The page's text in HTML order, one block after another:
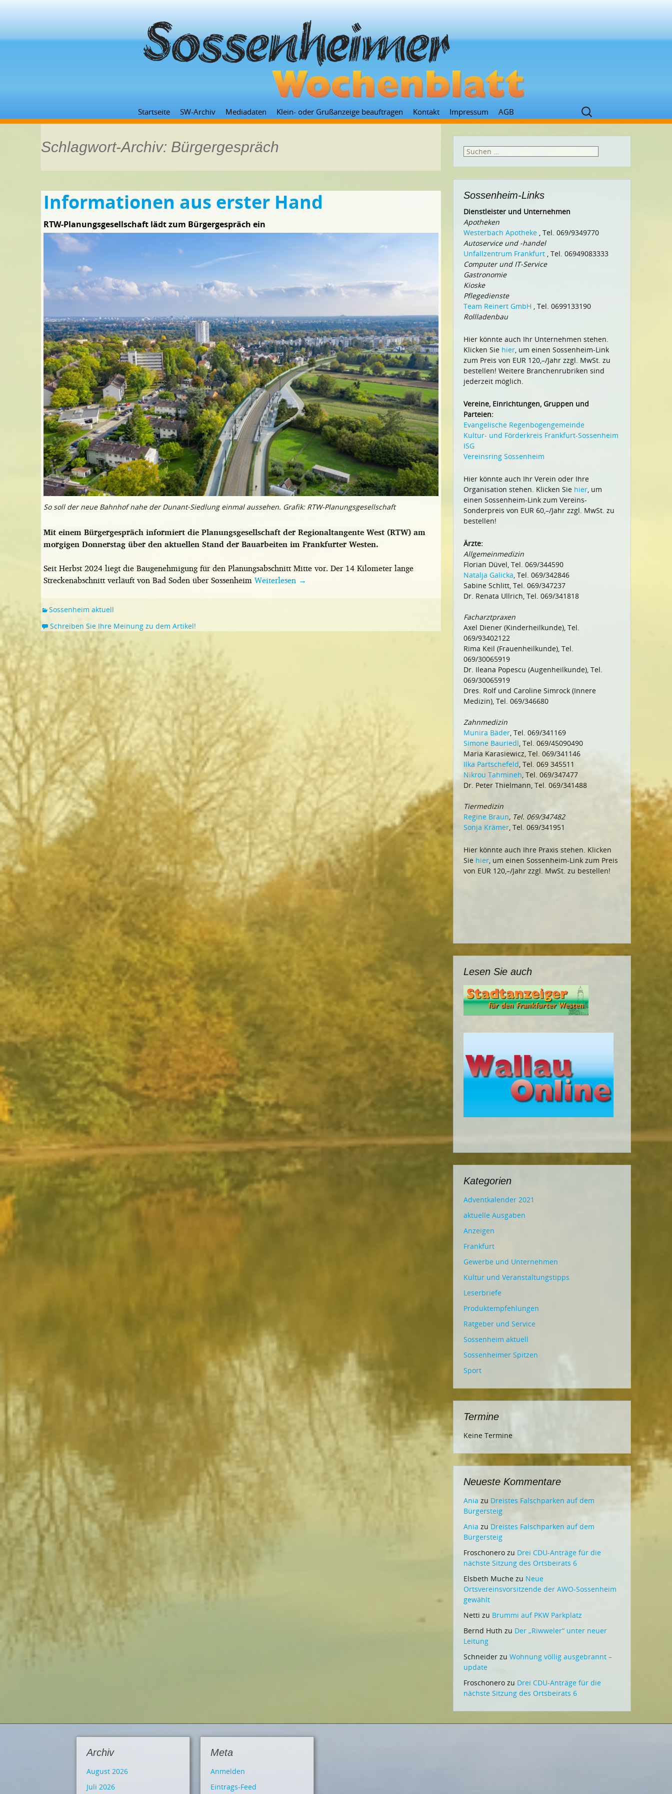
Zum
Inhalt
Startseite SW-Archiv Mediadaten Klein- oder Grußanzeige beauftragen Kontakt Impressum AGB
Suchen
nach:
Schlagwort-Archiv: Bürgergespräch
Informationen aus erster Hand
RTW-Planungsgesellschaft lädt zum Bürgergespräch ein
So soll der neue Bahnhof nahe der Dunant-Siedlung einmal aussehen. Grafik: RTW-Planungsgesellschaft
Mit einem Bürgergespräch informiert die Planungsgesellschaft der Regionaltangente West (RTW) am
morgigen Donnerstag über den aktuellen Stand der Bauarbeiten im Frankfurter Westen.
Seit Herbst 2024 liegt die Baugenehmigung für den Planungsabschnitt Mitte vor. Der 14 Kilometer lange
Streckenabschnitt verläuft von Bad Soden über SossenheimWeiterlesen →
Sossenheim aktuell
Schreiben Sie Ihre Meinung zu dem Artikel!
Suchen
Sossenheim-Links
Dienstleister und Unternehmen
Apotheken
Westerbach Apotheke , Tel. 069/9349770
Autoservice und -handel
Unfallzentrum Frankfurt , Tel. 06949083333
Computer und IT-Service
Gastronomie
Kioske
Pflegedienste
Team Reinert GmbH , Tel. 0699133190
Rollladenbau
Hier könnte auch Ihr Unternehmen stehen.
Klicken Sie hier, um einen Sossenheim-Link
zum Preis von EUR 120,–/Jahr zzgl. MwSt. zu
bestellen! Weitere Branchenrubriken sind
jederzeit möglich.
Vereine, Einrichtungen, Gruppen und
Parteien:
Evangelische Regenbogengemeinde
Kultur- und Förderkreis Frankfurt-Sossenheim
ISG
Vereinsring Sossenheim
Hier könnte auch Ihr Verein oder Ihre
Organisation stehen. Klicken Sie hier, um
einen Sossenheim-Link zum Vereins-
Sonderpreis von EUR 60,–/Jahr zzgl. MwSt. zu
bestellen!
Ärzte:
Allgemeinmedizin
Florian Düvel, Tel. 069/344590
Natalja Galicka, Tel. 069/342846
Sabine Schlitt, Tel. 069/347237
Dr. Renata Ullrich, Tel. 069/341818
Facharztpraxen
Axel Diener (Kinderheilkunde), Tel.
069/93402122
Rima Keil (Frauenheilkunde), Tel.
069/30065919
Dr. Ileana Popescu (Augenheilkunde), Tel.
069/30065919
Dres. Rolf und Caroline Simrock (Innere
Medizin), Tel. 069/346680
Zahnmedizin
Munira Bäder, Tel. 069/341169
Simone Bauriedl, Tel. 069/45090490
Maria Karasiewicz, Tel. 069/341146
Ilka Partschefeld, Tel. 069 345511
Nikrou Tahmineh, Tel. 069/347477
Dr. Peter Thielmann, Tel. 069/341488
Tiermedizin
Regine Braun, Tel. 069/347482
Sonja Krämer, Tel. 069/341951
Hier könnte auch Ihre Praxis stehen. Klicken
Sie hier, um einen Sossenheim-Link zum Preis
von EUR 120,–/Jahr zzgl. MwSt. zu bestellen!
Lesen Sie auch
Kategorien
Adventkalender 2021
aktuelle Ausgaben
Anzeigen
Frankfurt
Gewerbe und Unternehmen
Kultur und Veranstaltungstipps
Leserbriefe
Produktempfehlungen
Ratgeber und Service
Sossenheim aktuell
Sossenheimer Spitzen
Sport
Termine
Keine Termine
Neueste Kommentare
Ania zu Dreistes Falschparken auf dem
Bürgersteig
Ania zu Dreistes Falschparken auf dem
Bürgersteig
Froschonero zu Drei CDU-Anträge für die
nächste Sitzung des Ortsbeirats 6
Elsbeth Muche zu Neue
Ortsvereinsvorsitzende der AWO-Sossenheim
gewählt
Netti zu Brummi auf PKW Parkplatz
Bernd Huth zu Der „Riwweler“ unter neuer
Leitung
Schneider zu Wohnung völlig ausgebrannt –
update
Froschonero zu Drei CDU-Anträge für die
nächste Sitzung des Ortsbeirats 6
Archiv
August 2026
Juli 2026
Meta
Anmelden
Eintrags-Feed